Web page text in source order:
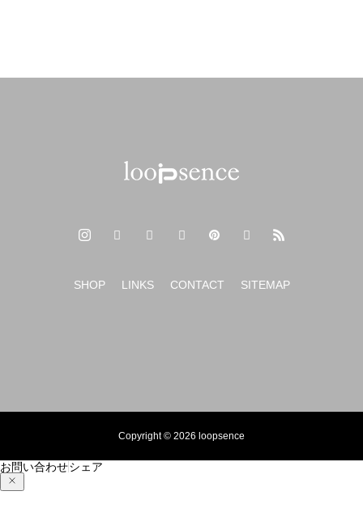
SHOP LINKS CONTACT SITEMAP
Copyright © 2026 loopsence
お問い合わせシェア